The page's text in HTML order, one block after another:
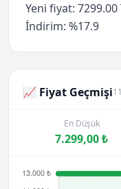
Yeni fiyat: 7299.00
İndirim: %17.9
📈 Fiyat Geçmişi
En Düşük
7.299,00 ₺